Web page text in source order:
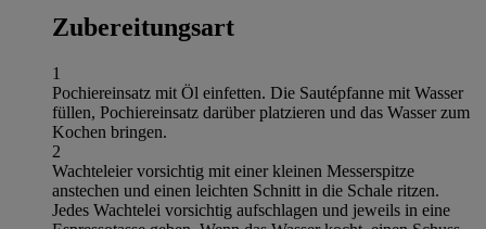
Zubereitungsart
1
Pochiereinsatz mit Öl einfetten. Die Sautépfanne mit Wasser
füllen, Pochiereinsatz darüber platzieren und das Wasser zum
Kochen bringen.
2
Wachteleier vorsichtig mit einer kleinen Messerspitze
anstechen und einen leichten Schnitt in die Schale ritzen.
Jedes Wachtelei vorsichtig aufschlagen und jeweils in eine